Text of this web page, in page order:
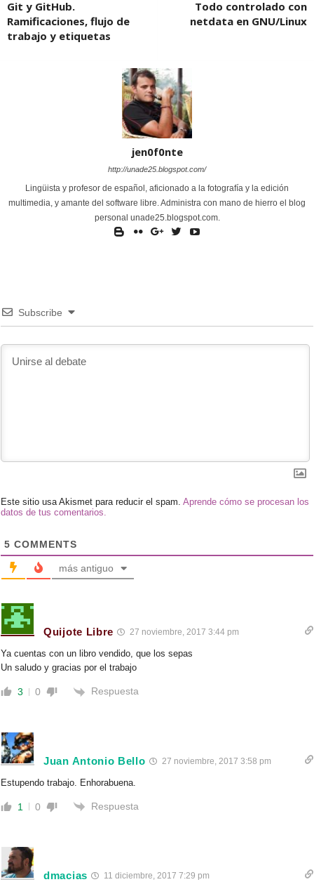
Git y GitHub.
Ramificaciones, flujo de
trabajo y etiquetas
Todo controlado con
netdata en GNU/Linux
jen0f0nte
http://unade25.blogspot.com/
Lingüista y profesor de español, aficionado a la fotografía y la edición
multimedia, y amante del software libre. Administra con mano de hierro el blog
personal unade25.blogspot.com.
Subscribe
Este sitio usa Akismet para reducir el spam. Aprende cómo se procesan los
datos de tus comentarios.
5 COMMENTS
más antiguo
Quijote Libre 27 noviembre, 2017 3:44 pm
Ya cuentas con un libro vendido, que los sepas
Un saludo y gracias por el trabajo
3 0 Respuesta
Juan Antonio Bello 27 noviembre, 2017 3:58 pm
Estupendo trabajo. Enhorabuena.
1 0 Respuesta
dmacias 11 diciembre, 2017 7:29 pm